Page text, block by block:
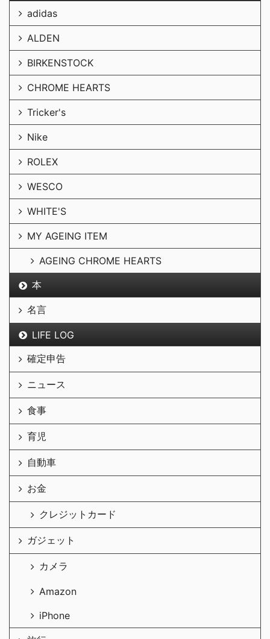
adidas
ALDEN
BIRKENSTOCK
CHROME HEARTS
Tricker's
Nike
ROLEX
WESCO
WHITE'S
MY AGEING ITEM
AGEING CHROME HEARTS
本
名言
LIFE LOG
確定申告
ニュース
食事
育児
自動車
お金
クレジットカード
ガジェット
カメラ
Amazon
iPhone